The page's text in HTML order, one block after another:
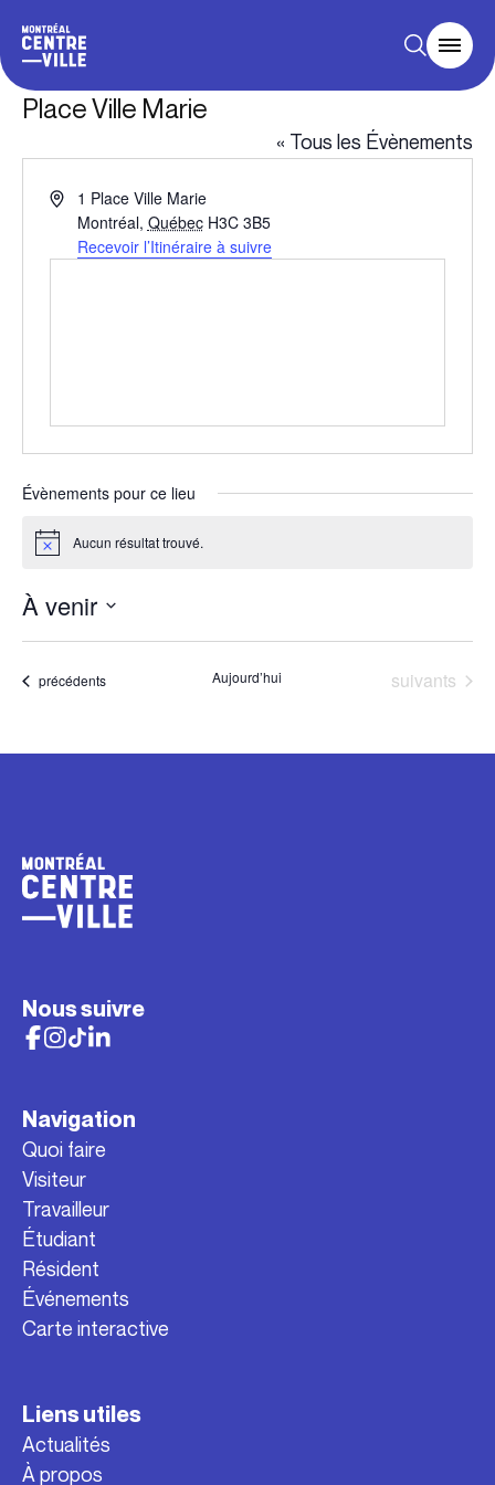
Place Ville Marie
« Tous les Évènements
Adresse1 Place Ville Marie
Montréal, Québec H3C 3B5
Recevoir l’Itinéraire à suivre
Évènements pour ce lieu
Notice Aucun résultat trouvé.
À venir
Sélectionnez
date.
Évènements
précédents Aujourd’hui Évènements
suivants
Nous suivre
Navigation
Quoi faire
Visiteur
Travailleur
Étudiant
Résident
Événements
Carte interactive
Liens utiles
Actualités
À propos